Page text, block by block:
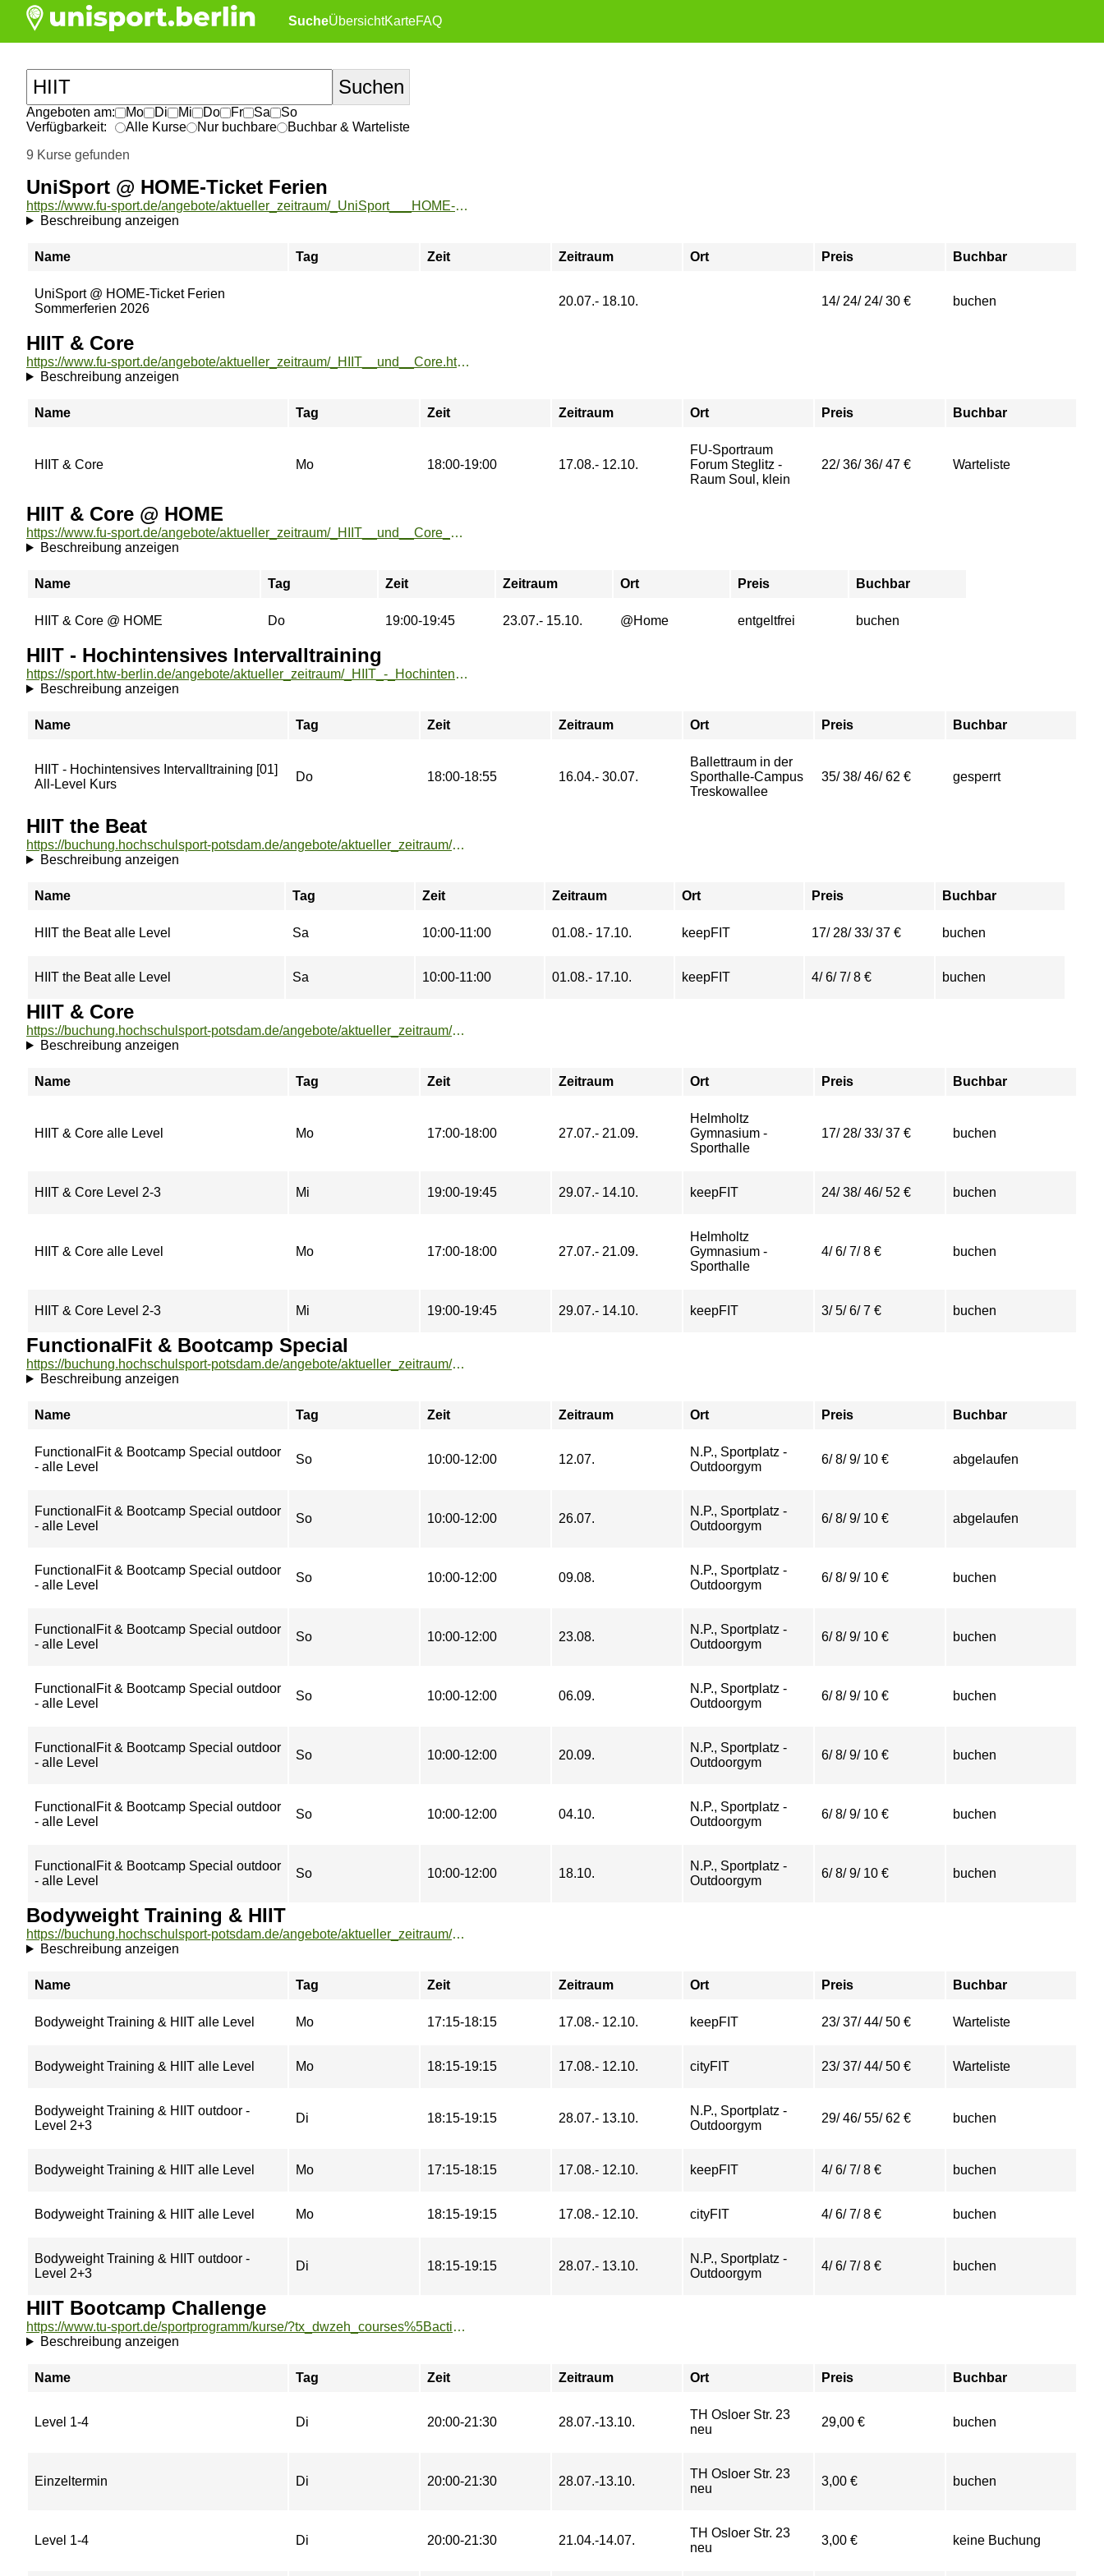
SucheÜbersichtKarteFAQ
Angeboten am: Mo Di Mi Do Fr Sa
So
Verfügbarkeit:
Alle Kurse Nur buchbare
Buchbar & Warteliste
9 Kurse gefunden
UniSport @ HOME-Ticket Ferien
https://www.fu-sport.de/angebote/aktueller_zeitraum/_UniSport___HOME-Ticket_Ferien.html
Beschreibung anzeigen
Name Tag Zeit Zeitraum Ort Preis Buchbar
UniSport @ HOME-Ticket Ferien
Sommerferien 2026
20.07.- 18.10. 14/ 24/ 24/ 30 € buchen
HIIT & Core
https://www.fu-sport.de/angebote/aktueller_zeitraum/_HIIT__und__Core.html
Beschreibung anzeigen
Name Tag Zeit Zeitraum Ort Preis Buchbar
HIIT & Core Mo 18:00-19:00 17.08.- 12.10.
FU-Sportraum
Forum Steglitz -
Raum Soul, klein
22/ 36/ 36/ 47 € Warteliste
HIIT & Core @ HOME
https://www.fu-sport.de/angebote/aktueller_zeitraum/_HIIT__und__Core___HOME.html
Beschreibung anzeigen
Name Tag Zeit Zeitraum Ort Preis Buchbar
HIIT & Core @ HOME Do 19:00-19:45 23.07.- 15.10. @Home entgeltfrei buchen
HIIT - Hochintensives Intervalltraining
https://sport.htw-berlin.de/angebote/aktueller_zeitraum/_HIIT_-_Hochintensives_Intervalltraining.html
Beschreibung anzeigen
Name Tag Zeit Zeitraum Ort Preis Buchbar
HIIT - Hochintensives Intervalltraining [01]
All-Level Kurs
Do 18:00-18:55 16.04.- 30.07.
Ballettraum in der
Sporthalle-Campus
Treskowallee
35/ 38/ 46/ 62 € gesperrt
HIIT the Beat
https://buchung.hochschulsport-potsdam.de/angebote/aktueller_zeitraum/_HIIT_the_Beat.html
Beschreibung anzeigen
Name Tag Zeit Zeitraum Ort Preis Buchbar
HIIT the Beat alle Level Sa 10:00-11:00 01.08.- 17.10. keepFIT 17/ 28/ 33/ 37 € buchen
HIIT the Beat alle Level Sa 10:00-11:00 01.08.- 17.10. keepFIT 4/ 6/ 7/ 8 € buchen
HIIT & Core
https://buchung.hochschulsport-potsdam.de/angebote/aktueller_zeitraum/_HIIT__und__Core.html
Beschreibung anzeigen
Name Tag Zeit Zeitraum Ort Preis Buchbar
HIIT & Core alle Level Mo 17:00-18:00 27.07.- 21.09.
Helmholtz
Gymnasium -
Sporthalle
17/ 28/ 33/ 37 € buchen
HIIT & Core Level 2-3 Mi 19:00-19:45 29.07.- 14.10. keepFIT 24/ 38/ 46/ 52 € buchen
HIIT & Core alle Level Mo 17:00-18:00 27.07.- 21.09.
Helmholtz
Gymnasium -
Sporthalle
4/ 6/ 7/ 8 € buchen
HIIT & Core Level 2-3 Mi 19:00-19:45 29.07.- 14.10. keepFIT 3/ 5/ 6/ 7 € buchen
FunctionalFit & Bootcamp Special
https://buchung.hochschulsport-potsdam.de/angebote/aktueller_zeitraum/_FunctionalFit__und__Bootcamp_Special.html
Beschreibung anzeigen
Name Tag Zeit Zeitraum Ort Preis Buchbar
FunctionalFit & Bootcamp Special outdoor
- alle Level
So 10:00-12:00 12.07.
N.P., Sportplatz -
Outdoorgym
6/ 8/ 9/ 10 € abgelaufen
FunctionalFit & Bootcamp Special outdoor
- alle Level
So 10:00-12:00 26.07.
N.P., Sportplatz -
Outdoorgym
6/ 8/ 9/ 10 € abgelaufen
FunctionalFit & Bootcamp Special outdoor
- alle Level
So 10:00-12:00 09.08.
N.P., Sportplatz -
Outdoorgym
6/ 8/ 9/ 10 € buchen
FunctionalFit & Bootcamp Special outdoor
- alle Level
So 10:00-12:00 23.08.
N.P., Sportplatz -
Outdoorgym
6/ 8/ 9/ 10 € buchen
FunctionalFit & Bootcamp Special outdoor
- alle Level
So 10:00-12:00 06.09.
N.P., Sportplatz -
Outdoorgym
6/ 8/ 9/ 10 € buchen
FunctionalFit & Bootcamp Special outdoor
- alle Level
So 10:00-12:00 20.09.
N.P., Sportplatz -
Outdoorgym
6/ 8/ 9/ 10 € buchen
FunctionalFit & Bootcamp Special outdoor
- alle Level
So 10:00-12:00 04.10.
N.P., Sportplatz -
Outdoorgym
6/ 8/ 9/ 10 € buchen
FunctionalFit & Bootcamp Special outdoor
- alle Level
So 10:00-12:00 18.10.
N.P., Sportplatz -
Outdoorgym
6/ 8/ 9/ 10 € buchen
Bodyweight Training & HIIT
https://buchung.hochschulsport-potsdam.de/angebote/aktueller_zeitraum/_Bodyweight_Training__und__HIIT.html
Beschreibung anzeigen
Name Tag Zeit Zeitraum Ort Preis Buchbar
Bodyweight Training & HIIT alle Level Mo 17:15-18:15 17.08.- 12.10. keepFIT 23/ 37/ 44/ 50 € Warteliste
Bodyweight Training & HIIT alle Level Mo 18:15-19:15 17.08.- 12.10. cityFIT 23/ 37/ 44/ 50 € Warteliste
Bodyweight Training & HIIT outdoor -
Level 2+3
Di 18:15-19:15 28.07.- 13.10.
N.P., Sportplatz -
Outdoorgym
29/ 46/ 55/ 62 € buchen
Bodyweight Training & HIIT alle Level Mo 17:15-18:15 17.08.- 12.10. keepFIT 4/ 6/ 7/ 8 € buchen
Bodyweight Training & HIIT alle Level Mo 18:15-19:15 17.08.- 12.10. cityFIT 4/ 6/ 7/ 8 € buchen
Bodyweight Training & HIIT outdoor -
Level 2+3
Di 18:15-19:15 28.07.- 13.10.
N.P., Sportplatz -
Outdoorgym
4/ 6/ 7/ 8 € buchen
HIIT Bootcamp Challenge
https://www.tu-sport.de/sportprogramm/kurse/?tx_dwzeh_courses%5Baction%5D=show&tx_dwzeh_courses%5BsportsDescription%5D=1710&cHash=1f51aeb6f33e21ab5178ced16f32bfa7
Beschreibung anzeigen
Name Tag Zeit Zeitraum Ort Preis Buchbar
Level 1-4 Di 20:00-21:30 28.07.-13.10.
TH Osloer Str. 23
neu
29,00 € buchen
Einzeltermin Di 20:00-21:30 28.07.-13.10.
TH Osloer Str. 23
neu
3,00 € buchen
Level 1-4 Di 20:00-21:30 21.04.-14.07.
TH Osloer Str. 23
neu
3,00 € keine Buchung